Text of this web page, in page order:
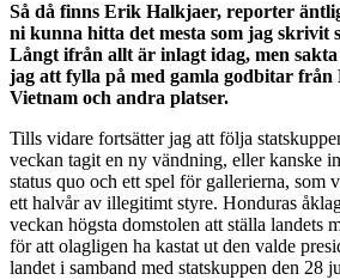
Så då finns Erik Halkjaer, reporter
ni kunna hitta det mesta som jag skrivit
Långt ifrån allt är inlagt idag, men
jag att fylla på med gamla godbitar från
Vietnam och andra platser.
Tills vidare fortsätter jag att följa
veckan tagit en ny vändning, eller kanske
status quo och ett spel för gallerierna, som
ett halvår av illegitimt styre. Honduras
veckan högsta domstolen att ställa landets
för att olagligen ha kastat ut den valde
landet i samband med statskuppen den 28